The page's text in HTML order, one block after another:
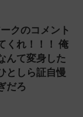
クのコメント
くれ！！！ 俺
んて変身した
としら証自慢
だろ